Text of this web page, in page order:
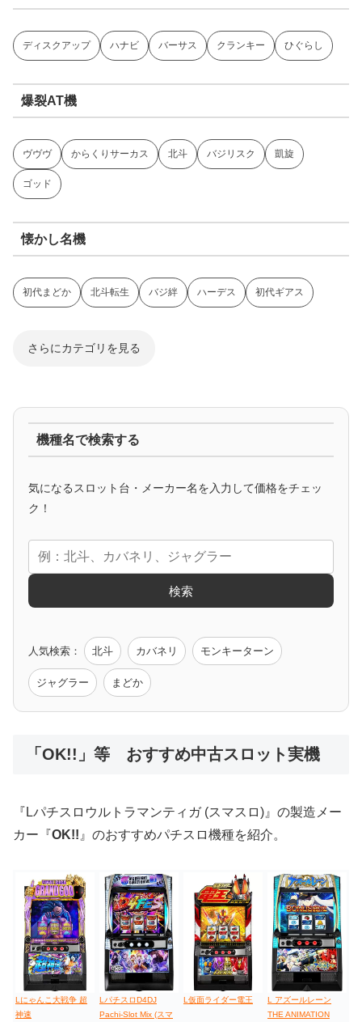
ディスクアップ ハナビ バーサス クランキー ひぐらし
爆裂AT機
ヴヴヴ からくりサーカス 北斗 バジリスク 凱旋
ゴッド
懐かし名機
初代まどか 北斗転生 バジ絆 ハーデス 初代ギアス
さらにカテゴリを見る
マイジャグ ファンキー アイム ゴージャグ ハッピー
アニメタイアップ
エヴァ コードギアス 化物語 炎炎ノ消防隊
モンハン バイオ ペルソナ
機種名で検索する
気になるスロット台・メーカー名を入力して価格をチェッ
ク！
検索
人気検索： 北斗 カバネリ モンキーターン
ジャグラー まどか
「OK!!」等 おすすめ中古スロット実機
『Lパチスロウルトラマンティガ (スマスロ)』の製造メー
カー『OK!! 』のおすすめパチスロ機種を紹介。
Lにゃんこ大戦争 超
神速
LパチスロD4DJ
Pachi-Slot Mix (スマ
L仮面ライダー電王
L アズールレーン
THE ANIMATION